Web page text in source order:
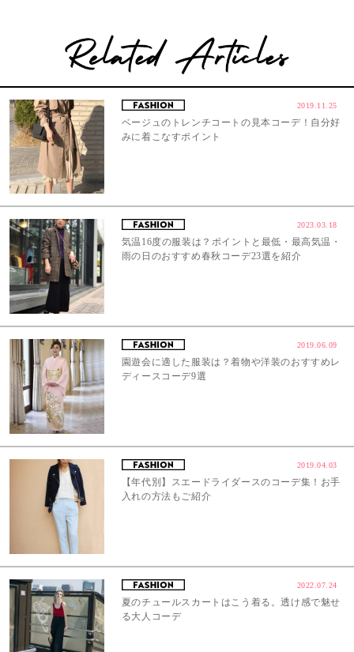
2019.11.25
ベージュのトレンチコートの見本コーデ！自分好
みに着こなすポイント
2023.03.18
気温16度の服装は？ポイントと最低・最高気温・
雨の日のおすすめ春秋コーデ23選を紹介
2019.06.09
園遊会に適した服装は？着物や洋装のおすすめレ
ディースコーデ9選
2019.04.03
【年代別】スエードライダースのコーデ集！お手
入れの方法もご紹介
2022.07.24
夏のチュールスカートはこう着る。透け感で魅せ
る大人コーデ